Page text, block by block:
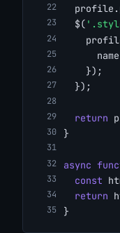
  $(
    });
  });
return
}
async
const
return
}